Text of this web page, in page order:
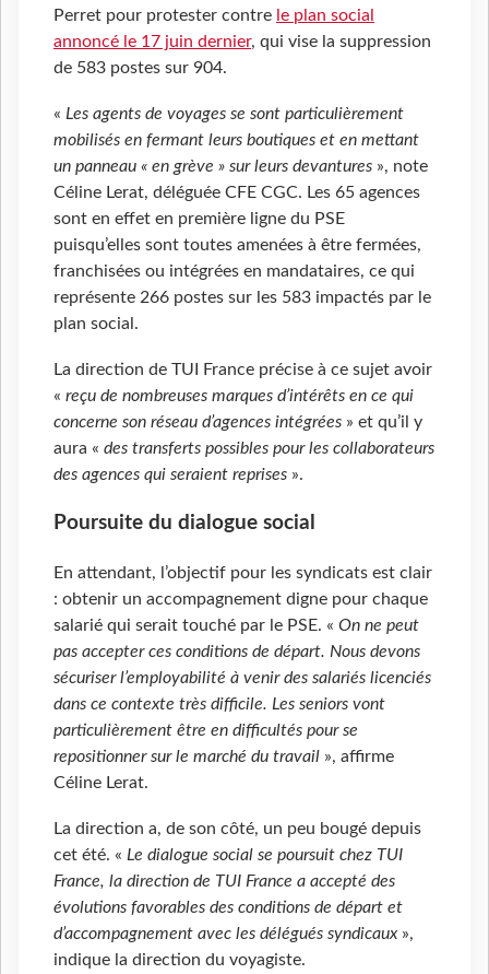
Perret pour protester contre le plan social
annoncé le 17 juin dernier, qui vise la suppression
de 583 postes sur 904.
« Les agents de voyages se sont particulièrement
mobilisés en fermant leurs boutiques et en mettant
un panneau « en grève » sur leurs devantures », note
Céline Lerat, déléguée CFE CGC. Les 65 agences
sont en effet en première ligne du PSE
puisqu’elles sont toutes amenées à être fermées,
franchisées ou intégrées en mandataires, ce qui
représente 266 postes sur les 583 impactés par le
plan social.
La direction de TUI France précise à ce sujet avoir
« reçu de nombreuses marques d’intérêts en ce qui
concerne son réseau d’agences intégrées » et qu’il y
aura « des transferts possibles pour les collaborateurs
des agences qui seraient reprises ».
Poursuite du dialogue social
En attendant, l’objectif pour les syndicats est clair
: obtenir un accompagnement digne pour chaque
salarié qui serait touché par le PSE. « On ne peut
pas accepter ces conditions de départ. Nous devons
sécuriser l’employabilité à venir des salariés licenciés
dans ce contexte très difficile. Les seniors vont
particulièrement être en difficultés pour se
repositionner sur le marché du travail », affirme
Céline Lerat.
La direction a, de son côté, un peu bougé depuis
cet été. « Le dialogue social se poursuit chez TUI
France, la direction de TUI France a accepté des
évolutions favorables des conditions de départ et
d’accompagnement avec les délégués syndicaux»,
indique la direction du voyagiste.